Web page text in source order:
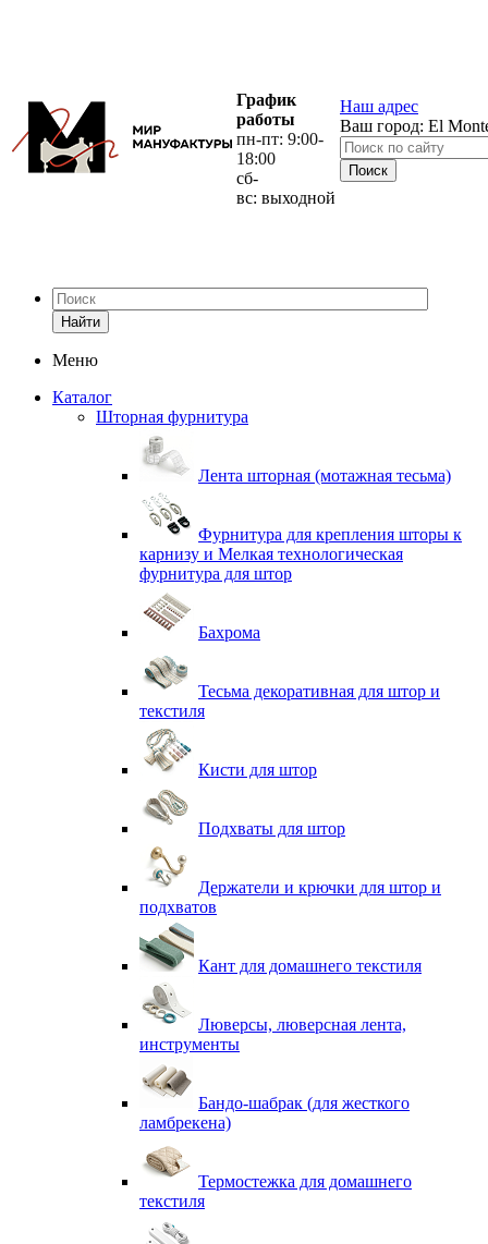
График
работы
пн-пт: 9:00-
18:00
сб-
вс: выходной
Наш адрес
Ваш город: El
Найти
Меню
Каталог
Шторная фурнитура
Лента шторная (мотажная тесьма)
Фурнитура для крепления шторы к
карнизу и Мелкая технологическая
фурнитура для штор
Бахрома
Тесьма декоративная для штор и
текстиля
Кисти для штор
Подхваты для штор
Держатели и крючки для штор и
подхватов
Кант для домашнего текстиля
Люверсы, люверсная лента,
инструменты
Бандо-шабрак (для жесткого
ламбрекена)
Термостежка для домашнего
текстиля